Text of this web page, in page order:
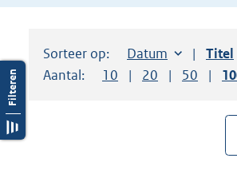
Sorteer op: Sorteer op:
Datum aflopend
Titel
Aantal:
Toon
10 resultaten per
Toon
20 resultaten
Toon
50